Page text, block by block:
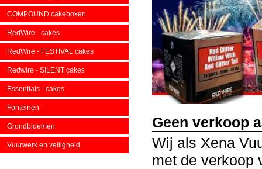
COMPOUND cakeboxen
RedWire - cakes
RedWire - FESTIVAL cakes
Redwire - SILENT cakes
Essentials - cakes
Fonteinen
Grondbloemen
Vuurwerk en veiligheid
Geen verkoop
Wij als Xena
met de verkoop